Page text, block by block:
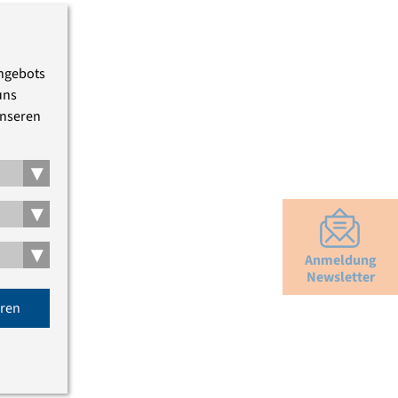
Anmeldung
Newsletter
▾
▾
▾